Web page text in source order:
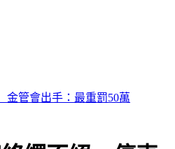
暖舉惹鼻酸 愛妻心碎：我想你